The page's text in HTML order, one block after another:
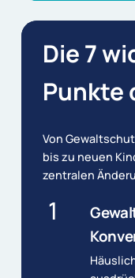
Die7
Punkte
Von
bis zu neuen
zentralen
1